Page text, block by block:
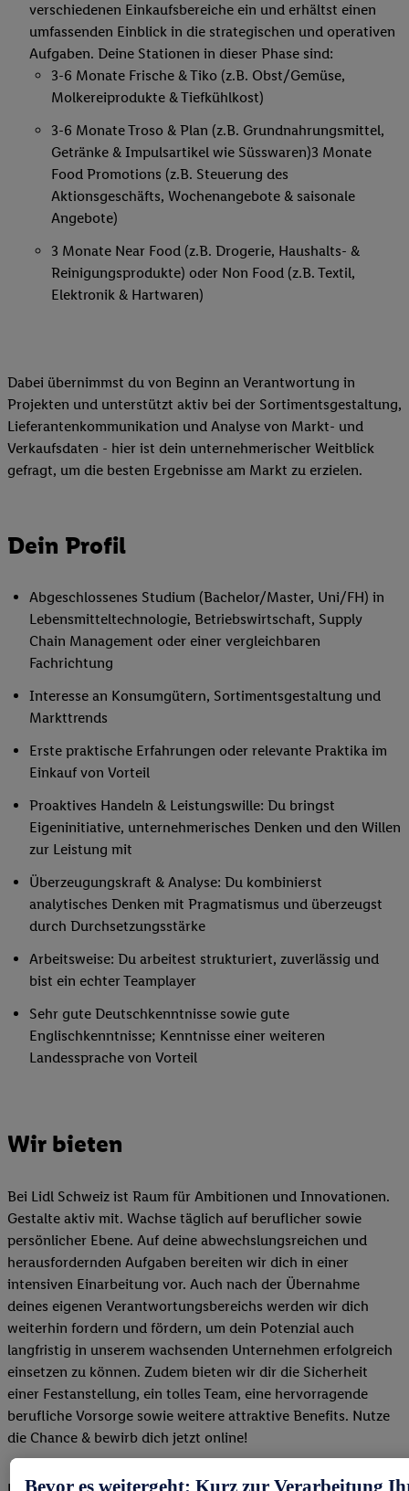
verschiedenen Einkaufsbereiche ein und erhältst einen
umfassenden Einblick in die strategischen und operativen
Aufgaben. Deine Stationen in dieser Phase sind:
3-6 Monate Frische & Tiko (z.B. Obst/Gemüse,
Molkereiprodukte & Tiefkühlkost)
3-6 Monate Troso & Plan (z.B. Grundnahrungsmittel,
Getränke & Impulsartikel wie Süsswaren)3 Monate
Food Promotions (z.B. Steuerung des
Aktionsgeschäfts, Wochenangebote & saisonale
Angebote)
3 Monate Near Food (z.B. Drogerie, Haushalts- &
Reinigungsprodukte) oder Non Food (z.B. Textil,
Elektronik & Hartwaren)
Dabei übernimmst du von Beginn an Verantwortung in
Projekten und unterstützt aktiv bei der Sortimentsgestaltung,
Lieferantenkommunikation und Analyse von Markt- und
Verkaufsdaten - hier ist dein unternehmerischer Weitblick
gefragt, um die besten Ergebnisse am Markt zu erzielen.
Dein Profil
Abgeschlossenes Studium (Bachelor/Master, Uni/FH) in
Lebensmitteltechnologie, Betriebswirtschaft, Supply
Chain Management oder einer vergleichbaren
Fachrichtung
Interesse an Konsumgütern, Sortimentsgestaltung und
Markttrends
Erste praktische Erfahrungen oder relevante Praktika im
Einkauf von Vorteil
Proaktives Handeln & Leistungswille: Du bringst
Eigeninitiative, unternehmerisches Denken und den Willen
zur Leistung mit
Überzeugungskraft & Analyse: Du kombinierst
analytisches Denken mit Pragmatismus und überzeugst
durch Durchsetzungsstärke
Arbeitsweise: Du arbeitest strukturiert, zuverlässig und
bist ein echter Teamplayer
Sehr gute Deutschkenntnisse sowie gute
Englischkenntnisse; Kenntnisse einer weiteren
Landessprache von Vorteil
Wir bieten
Bei Lidl Schweiz ist Raum für Ambitionen und Innovationen.
Gestalte aktiv mit. Wachse täglich auf beruflicher sowie
persönlicher Ebene. Auf deine abwechslungsreichen und
herausfordernden Aufgaben bereiten wir dich in einer
intensiven Einarbeitung vor. Auch nach der Übernahme
deines eigenen Verantwortungsbereichs werden wir dich
weiterhin fordern und fördern, um dein Potenzial auch
langfristig in unserem wachsenden Unternehmen erfolgreich
einsetzen zu können. Zudem bieten wir dir die Sicherheit
einer Festanstellung, ein tolles Team, eine hervorragende
berufliche Vorsorge sowie weitere attraktive Benefits. Nutze
die Chance & bewirb dich jetzt online!
Bevor es weitergeht: Kurz zur Verarbeitung